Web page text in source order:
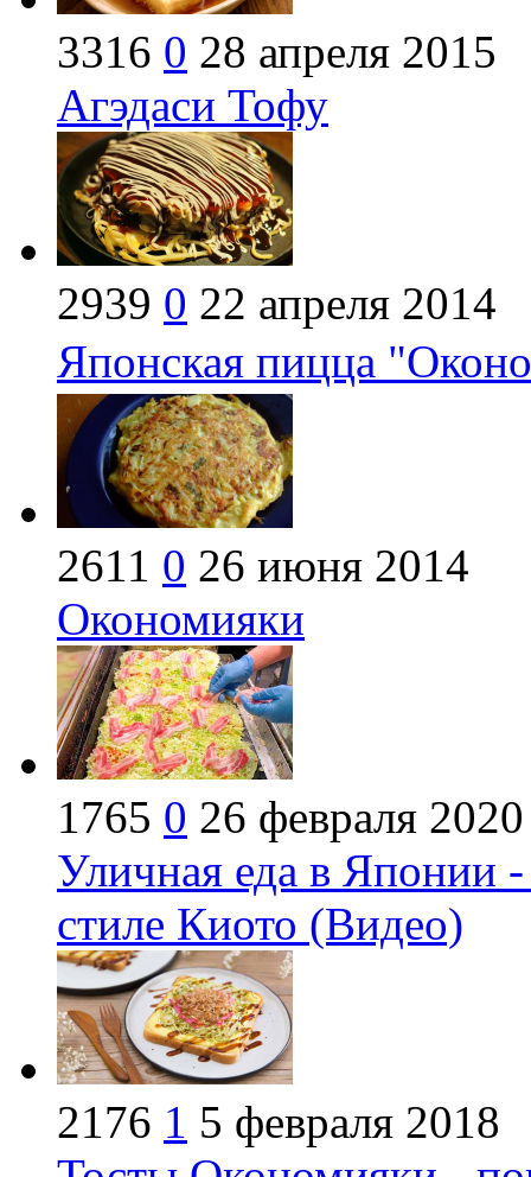
3316 0 28 апреля 2015
Агэдаси Тофу
2939 0 22 апреля 2014
Японская пицца
2611 0 26 июня 2014
Окономияки
1765 0 26 февраля 2020
Уличная еда в Японии
стиле Киото (Видео)
2176 1 5 февраля 2018